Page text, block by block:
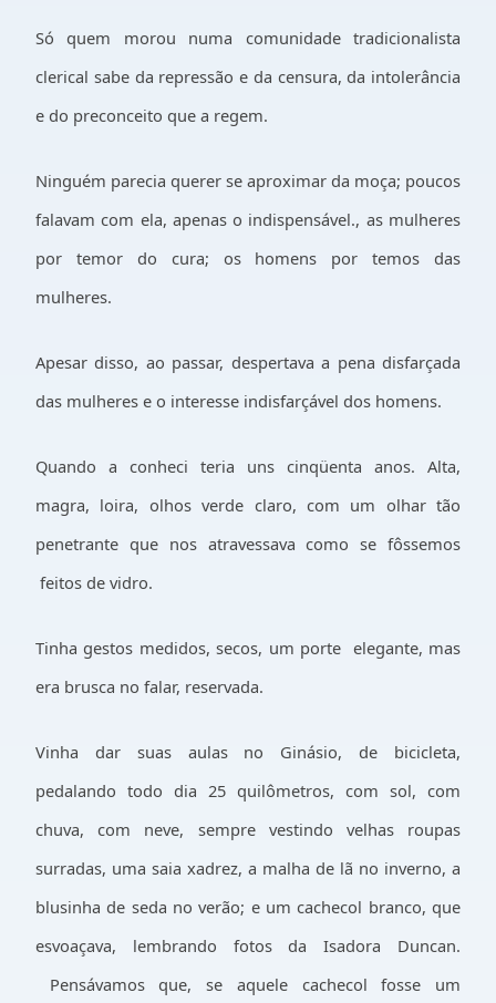
Só quem morou numa comunidade tradicionalista
clerical sabe da repressão e da censura, da intolerância
e do preconceito que a regem.
Ninguém parecia querer se aproximar da moça; poucos
falavam com ela, apenas o indispensável., as mulheres
por temor do cura; os homens por temos das
mulheres.
Apesar disso, ao passar, despertava a pena disfarçada
das mulheres e o interesse indisfarçável dos homens.
Quando a conheci teria uns cinqüenta anos. Alta,
magra, loira, olhos verde claro, com um olhar tão
penetrante que nos atravessava como se fôssemos
feitos de vidro.
Tinha gestos medidos, secos, um porte elegante, mas
era brusca no falar, reservada.
Vinha dar suas aulas no Ginásio, de bicicleta,
pedalando todo dia 25 quilômetros, com sol, com
chuva, com neve, sempre vestindo velhas roupas
surradas, uma saia xadrez, a malha de lã no inverno, a
blusinha de seda no verão; e um cachecol branco, que
esvoaçava, lembrando fotos da Isadora Duncan.
Pensávamos que, se aquele cachecol fosse um